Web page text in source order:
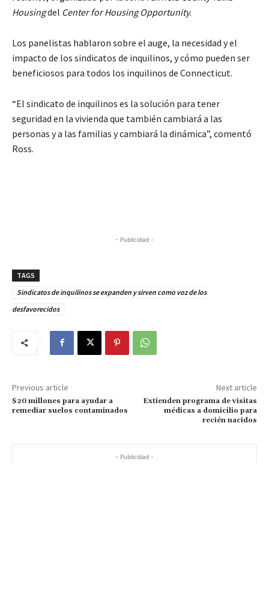
Housingdel Center for Housing Opportunity.
Los panelistas hablaron sobre el auge, la necesidad y el
impacto de los sindicatos de inquilinos, y cómo pueden ser
beneficiosos para todos los inquilinos de Connecticut.
“El sindicato de inquilinos es la solución para tener
seguridad en la vivienda que también cambiará a las
personas y a las familias y cambiará la dinámica”, comentó
Ross.
- Publicidad -
TAGS
Sindicatos de inquilinos se expanden y sirven como voz de los
desfavorecidos
Previous article
$20 millones para ayudar a
remediar suelos contaminados
Next article
Extienden programa de visitas
médicas a domicilio para
recién nacidos
- Publicidad -